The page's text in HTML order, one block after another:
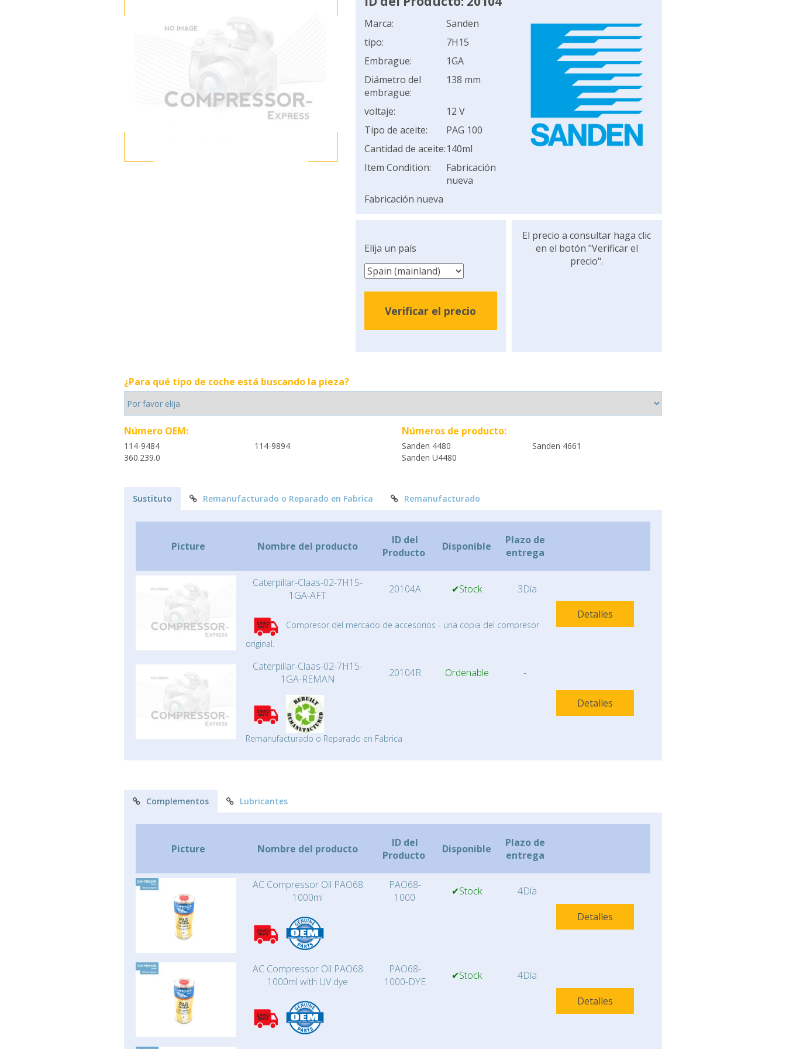
Marca:
Sanden
tipo:
7H15
Embrague:
1GA
Diámetro del
embrague:
138 mm
voltaje:
12 V
Tipo de aceite:
PAG 100
Cantidad de aceite:140ml
Item Condition:
Fabricación
nueva
Fabricación nueva
Elija un país
Verificar el precio
El precio a consultar haga clic
en el botón "Verificar el
precio".
¿Para qué tipo de coche está buscando la pieza?
Número OEM:
114-9484
114-9894
360.239.0
Números de producto:
Sanden 4480
Sanden 4661
Sanden U4480
Sustituto Remanufacturado o Reparado en Fabrica Remanufacturado
Picture Nombre del producto
ID del
Producto
Disponible
Plazo de
entrega
Caterpillar-Claas-02-7H15-
1GA-AFT
20104A ✔Stock
3Día
Detalles
Compresor del mercado de accesorios - una copia del compresor
original.
Caterpillar-Claas-02-7H15-
1GA-REMAN
20104R Ordenable -
Detalles
Remanufacturado o Reparado en Fabrica
Complementos Lubricantes
Picture Nombre del producto
ID del
Producto
Disponible
Plazo de
entrega
AC Compressor Oil PAO68
1000ml
PAO68-
1000
✔Stock
4Día
Detalles
AC Compressor Oil PAO68
1000ml with UV dye
PAO68-
1000-DYE
✔Stock
4Día
Detalles